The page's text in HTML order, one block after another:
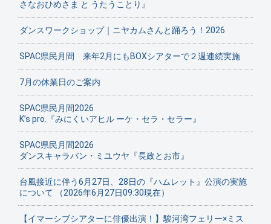
さなおひめさま と うたうことり』
ダンスワークショップ｜ニヤカムさんと踊ろう！2026
SPAC県民月間 来年2月にもBOXシアターで２週連続実施
7月の休業日のご案内
SPAC県民月間2026
K’s pro.『みにくいアヒル ーケ・セラ・セラー』
SPAC県民月間2026
ダンスキャラバン・ミユウヤ『長政とお市』
台風接近に伴う6月27日、28日の『ハムレット』公演の実施
について （2026年6月27日09:30現在）
【イマーシブシアターに俳優出演！】駿河湾フェリー×ミス